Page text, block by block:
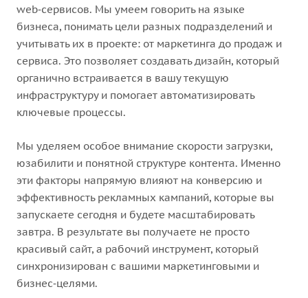
web‑сервисов. Мы умеем говорить на языке
бизнеса, понимать цели разных подразделений и
учитывать их в проекте: от маркетинга до продаж и
сервиса. Это позволяет создавать дизайн, который
органично встраивается в вашу текущую
инфраструктуру и помогает автоматизировать
ключевые процессы.
Мы уделяем особое внимание скорости загрузки,
юзабилити и понятной структуре контента. Именно
эти факторы напрямую влияют на конверсию и
эффективность рекламных кампаний, которые вы
запускаете сегодня и будете масштабировать
завтра. В результате вы получаете не просто
красивый сайт, а рабочий инструмент, который
синхронизирован с вашими маркетинговыми и
бизнес‑целями.